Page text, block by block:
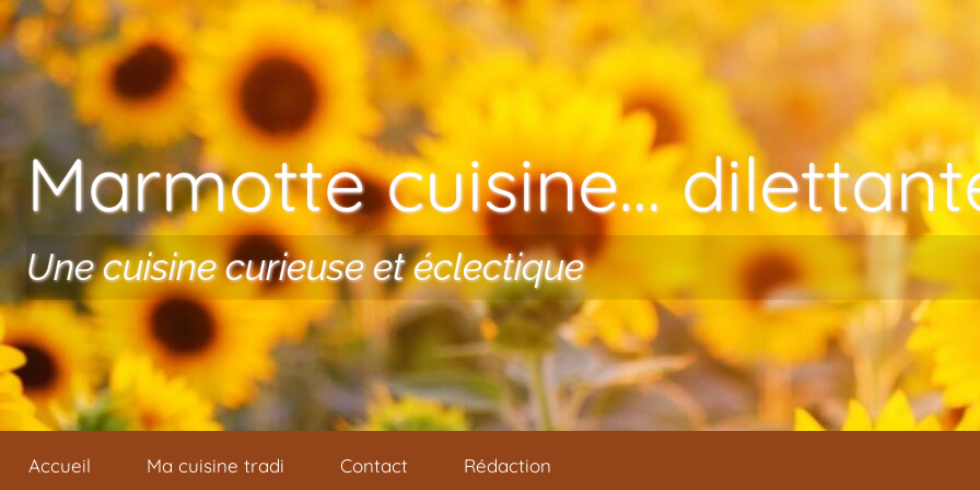
Aller au contenu
Marmotte cuisine…
Une cuisine curieuse et éclectique
Accueil Ma cuisine tradi Contact Rédaction